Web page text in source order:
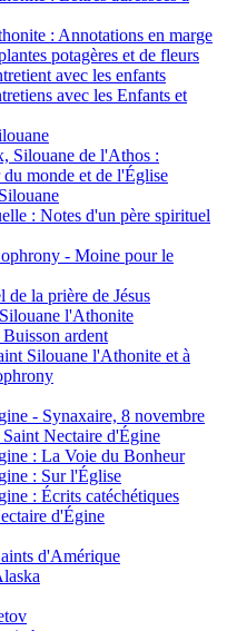
: Annotations en marge
potagères et de fleurs
avec les enfants
avec les Enfants et
Silouane de l'Athos :
monde et de l'Église
: Notes d'un père spirituel
- Moine pour le
de la prière de Jésus
l'Athonite
ardent
Silouane l'Athonite et à
- Synaxaire, 8 novembre
Nectaire d'Égine
: La Voie du Bonheur
: Sur l'Église
: Écrits catéchétiques
d'Égine
d'Amérique